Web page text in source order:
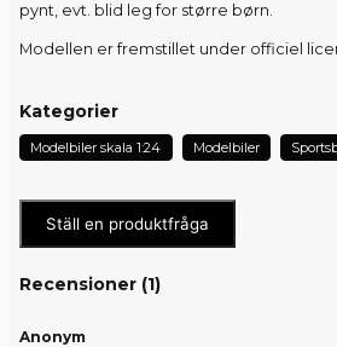
pynt, evt. blid leg for større børn.
Modellen er fremstillet under officiel
Kategorier
Modelbiler skala 1:24 Modelbiler
Ställ en produktfråga
Recensioner (1)
Anonym